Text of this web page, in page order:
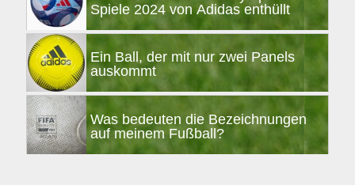
Spiele 2024 von Adidas enthüllt
Ein Ball, der mit nur zwei Panels
auskommt
Was bedeuten die Bezeichnungen
auf meinem Fußball?